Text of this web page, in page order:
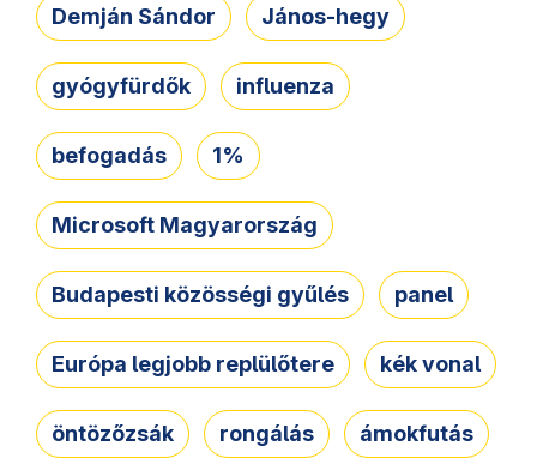
Demján Sándor János-hegy
gyógyfürdők influenza
befogadás 1%
Microsoft Magyarország
Budapesti közösségi gyűlés panel
Európa legjobb replülőtere kék vonal
öntözőzsák rongálás ámokfutás